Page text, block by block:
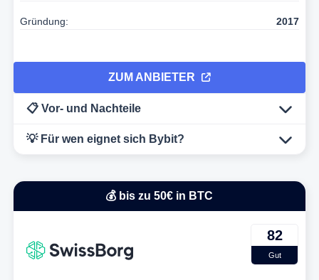
Gründung: 2017
ZUM ANBIETER
📋 Vor- und Nachteile
💡 Für wen eignet sich Bybit?
💰 bis zu 50€ in BTC
82
Gut